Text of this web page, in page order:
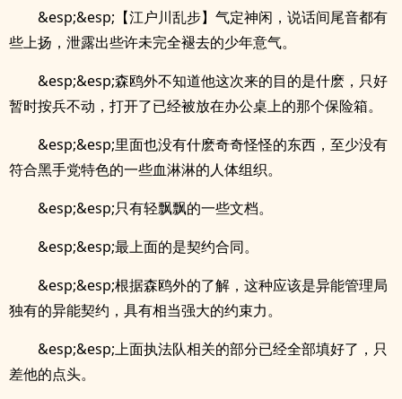
&esp;&esp;【江户川乱步】气定神闲，说话间尾音都有
些上扬，泄露出些许未完全褪去的少年意气。
&esp;&esp;森鸥外不知道他这次来的目的是什麽，只好
暂时按兵不动，打开了已经被放在办公桌上的那个保险箱。
&esp;&esp;里面也没有什麽奇奇怪怪的东西，至少没有
符合黑手党特色的一些血淋淋的人体组织。
&esp;&esp;只有轻飘飘的一些文档。
&esp;&esp;最上面的是契约合同。
&esp;&esp;根据森鸥外的了解，这种应该是异能管理局
独有的异能契约，具有相当强大的约束力。
&esp;&esp;上面执法队相关的部分已经全部填好了，只
差他的点头。